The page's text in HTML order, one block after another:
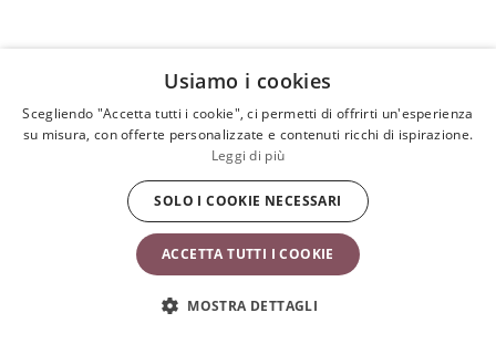
Giochi per Sdraietta – Occhietti vispi
Usiamo i cookies
Scegliendo "Accetta tutti i cookie", ci permetti di offrirti un'esperienza
su misura, con offerte personalizzate e contenuti ricchi di ispirazione.
Leggi di più
ACCETTA TUTTI I COOKIE
SOLO I COOKIE NECESSARI
MOSTRA DETTAGLI